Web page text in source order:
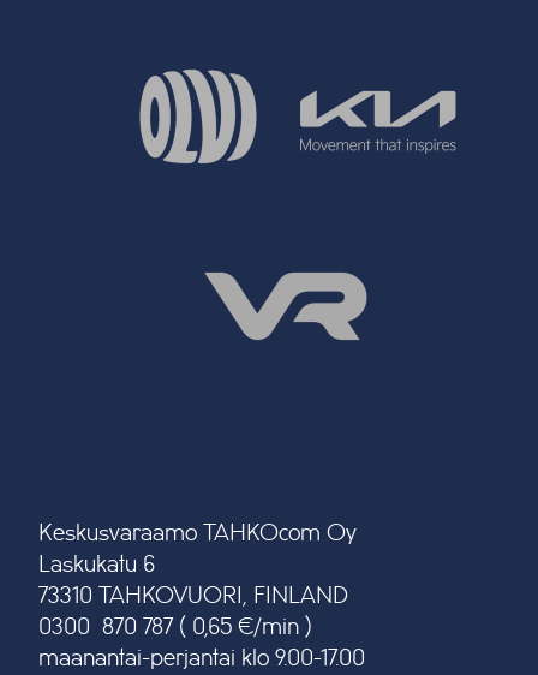
Keskusvaraamo TAHKOcom Oy
Laskukatu 6
73310 TAHKOVUORI, FINLAND
0300 870 787 ( 0,65 €/min )
maanantai-perjantai klo 9.00-17.00